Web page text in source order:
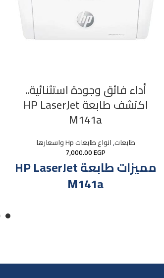
أداء فائق وجودة استثنائية..
اكتشف طابعة HP LaserJet
M141a
طابعات,انواع طابعات Hp واسعارها
7,000.00EGP
مميزات طابعة HP LaserJet
M141a
في المساحات الضيقة، بالإضافة إلى سهولة